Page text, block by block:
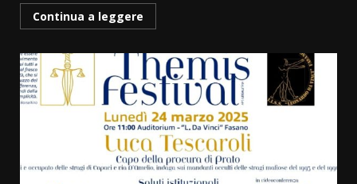
Continua a leggere